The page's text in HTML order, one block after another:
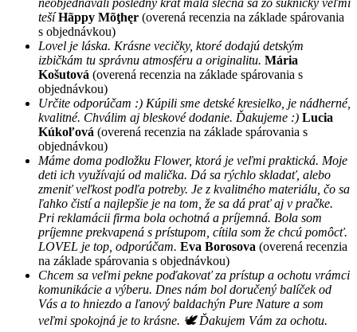
neobjednávali posledný krát malá slečna sa zo sukničky veľmi
tešíHãppy Mõţhęr (overená recenzia na základe spárovania
s objednávkou)
Lovel je láska. Krásne vecičky, ktoré dodajú detským
izbičkám tu správnu atmosféru a originalitu. Mária
Košutová (overená recenzia na základe spárovania s
objednávkou)
Určite odporúčam :) Kúpili sme detské kresielko, je nádherné,
kvalitné. Chválim aj bleskové dodanie. Ďakujeme :) Lucia
Kúkoľová (overená recenzia na základe spárovania s
objednávkou)
Máme doma podložku Flower, ktorá je veľmi praktická. Moje
deti ich využívajú od malička. Dá sa rýchlo skladať, alebo
zmeniť veľkost podľa potreby. Je z kvalitného materiálu, čo sa
ľahko čistí a najlepšie je na tom, že sa dá prať aj v pračke.
Pri reklamácii firma bola ochotná a príjemná. Bola som
príjemne prekvapená s prístupom, cítila som že chcú pomôcť.
LOVEL je top, odporúčam. Eva Borosova (overená recenzia
na základe spárovania s objednávkou)
Chcem sa veľmi pekne poďakovať za prístup a ochotu vrámci
komunikácie a výberu. Dnes nám bol doručený balíček od
Vás a to hniezdo a ľanový baldachýn Pure Nature a som
veľmi spokojná je to krásne. 🕊 Ďakujem Vám za ochotu.